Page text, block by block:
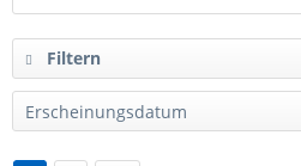
Filtern